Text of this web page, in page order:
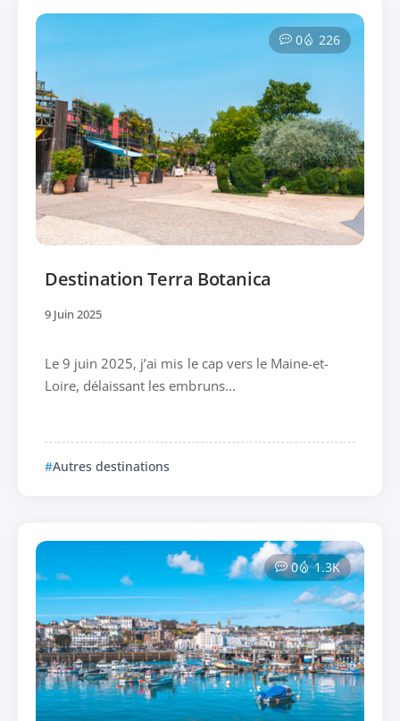
0 226
Destination Terra Botanica
9 Juin 2025
Le 9 juin 2025, j’ai mis le cap vers le Maine-et-
Loire, délaissant les embruns...
Autres destinations
0 1.3K